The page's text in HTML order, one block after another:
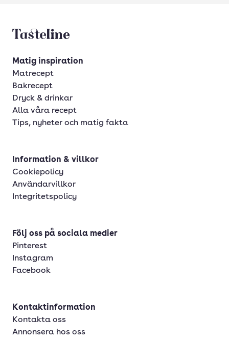
Tasteline startsida
Matig inspiration
Matrecept
Bakrecept
Dryck & drinkar
Alla våra recept
Tips, nyheter och matig fakta
Information & villkor
Cookiepolicy
Användarvillkor
Integritetspolicy
Följ oss på sociala medier
Pinterest
Instagram
Facebook
Kontaktinformation
Kontakta oss
Annonsera hos oss